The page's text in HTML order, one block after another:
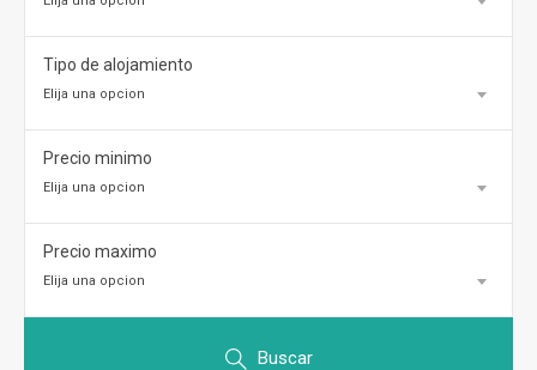
Tipo de alojamiento
Elija una opcion
Precio minimo
Elija una opcion
Precio maximo
Elija una opcion
Buscar